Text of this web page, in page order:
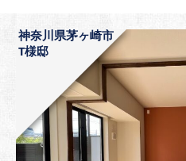
神奈川県茅ヶ崎市
T様邸